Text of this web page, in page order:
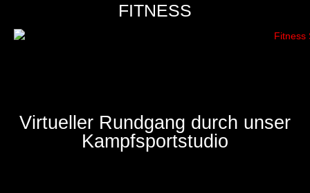
FITNESS
Virtueller Rundgang durch unser
Kampfsportstudio